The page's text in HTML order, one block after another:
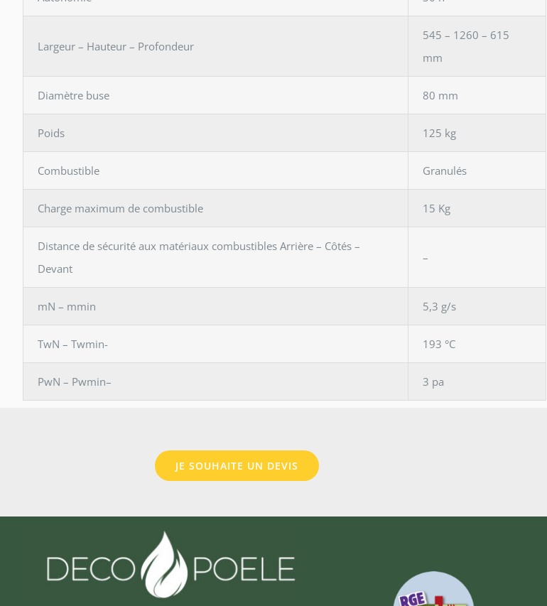
Largeur – Hauteur – Profondeur
545 – 1260 – 615
mm
Diamètre buse 80 mm
Poids 125 kg
Combustible Granulés
Charge maximum de combustible 15 Kg
Distance de sécurité aux matériaux combustibles Arrière – Côtés –
Devant
–
mN – mmin 5,3 g/s
TwN – Twmin- 193 °C
PwN – Pwmin– 3 pa
JE SOUHAITE UN DEVIS